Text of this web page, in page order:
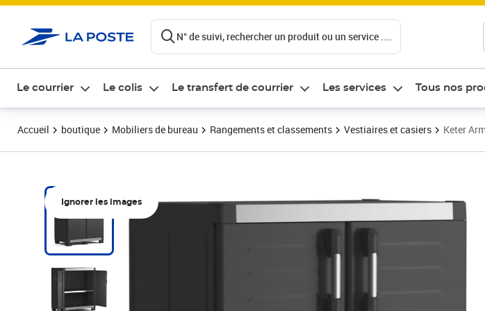
N° de suivi, rechercher un produit ou un service ....
Le courrier Le colis Le transfert de courrier Les services Tous nos
Accueil boutique Mobiliers de bureau Rangements et classements Vestiaires et casiers Keter
Ignorer les images